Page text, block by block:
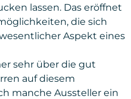
lassen. Das eröffnet
die sich
Aspekt eines
sehr über die gut
auf diesem
manche Aussteller ein